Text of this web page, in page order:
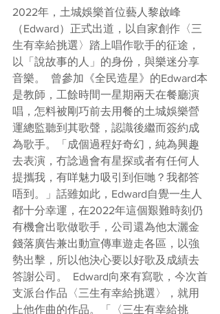
2022年，土城娛樂首位藝人黎啟峰
（Edward）正式出道，以自家創作〈三
生有幸給挑選〉踏上唱作歌手的征途，
以「說故事的人」的身份，與樂迷分享
音樂。  曾參加《全民造星》的Edward本
是教師，工餘時間一星期兩天在餐廳演
唱，怎料被剛巧前去用餐的土城娛樂營
運總監聽到其歌聲，認識後繼而簽約成
為歌手。「成個過程好奇幻，純為興趣
去表演，冇諗過會有星探或者有任何人
提攜我，有咩魅力吸引到佢哋？我都答
唔到。」話雖如此，Edward自覺一生人
都十分幸運，在2022年這個艱難時刻仍
有機會出歌做歌手，公司還為他太灑金
錢落廣告兼出動宣傳車遊走各區，以強
勢出擊，所以他決心要以好歌及成績去
答謝公司。  Edward向來有寫歌，今次首
支派台作品〈三生有幸給挑選〉，就用
上他作曲的作品。「〈三生有幸給挑